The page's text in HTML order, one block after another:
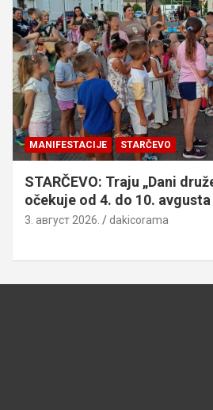
MANIFESTACIJE STARČEVO
STARČEVO: Traju „Dani
očekuje od 4. do 10. avgusta
3. август 2026. dakicorama